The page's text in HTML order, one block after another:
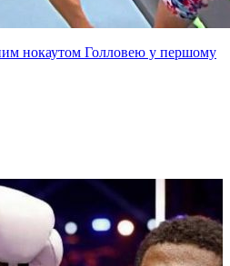
нокаутом Голловею у першому